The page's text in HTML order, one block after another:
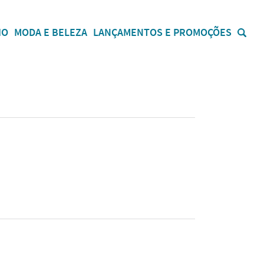
MODA E BELEZA LANÇAMENTOS E PROMOÇÕES